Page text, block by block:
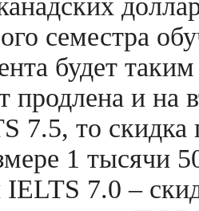
семестра
будет
продлена и на
7.5, то скидка
1 тысячи
IELTS 7.0 –